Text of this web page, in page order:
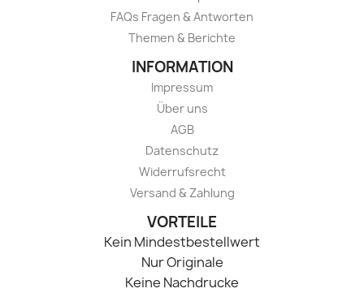
FAQs Fragen & Antworten
Themen & Berichte
INFORMATION
Impressum
Über uns
AGB
Datenschutz
Widerrufsrecht
Versand & Zahlung
VORTEILE
Kein Mindestbestellwert
Nur Originale
Keine Nachdrucke